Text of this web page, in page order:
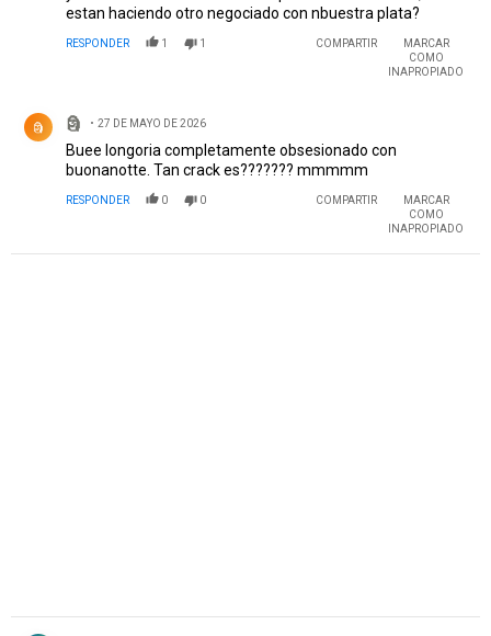
estan haciendo otro negociado con nbuestra plata?
RESPONDER 1 1 COMPARTIR
MARCAR
COMO
INAPROPIADO
🗿 🗿 27 DE MAYO DE 2026
Buee longoria completamente obsesionado con
buonanotte. Tan crack es??????? mmmmm
RESPONDER 0 0 COMPARTIR
MARCAR
COMO
INAPROPIADO